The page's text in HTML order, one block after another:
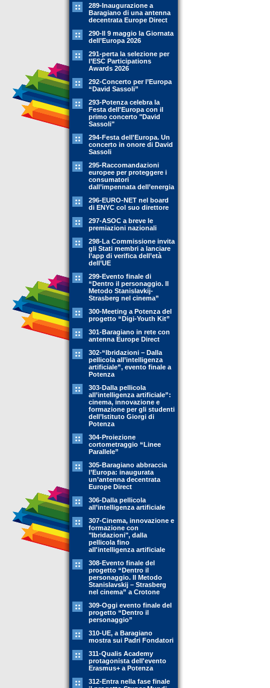
289-Inaugurazione a
Baragiano di una antenna
decentrata Europe Direct
290-Il 9 maggio la Giornata
dell’Europa 2026
291-perta la selezione per
l’ESC Participations
Awards 2026
292-Concerto per l’Europa
“David Sassoli”
293-Potenza celebra la
Festa dell'Europa con il
primo concerto "David
Sassoli"
294-Festa dell'Europa. Un
concerto in onore di David
Sassoli
295-Raccomandazioni
europee per proteggere i
consumatori
dall’impennata dell’energia
296-EURO-NET nel board
di ENYC col suo direttore
297-ASOC a breve le
premiazioni nazionali
298-La Commissione invita
gli Stati membri a lanciare
l’app di verifica dell’età
dell’UE
299-Evento finale di
“Dentro il personaggio. Il
Metodo Stanislavkij-
Strasberg nel cinema”
300-Meeting a Potenza del
progetto “Digi-Youth Kit”
301-Baragiano in rete con
antenna Europe Direct
302-“Ibridazioni – Dalla
pellicola all’intelligenza
artificiale”, evento finale a
Potenza
303-Dalla pellicola
all’intelligenza artificiale”:
cinema, innovazione e
formazione per gli studenti
dell’Istituto Giorgi di
Potenza
304-Proiezione
cortometraggio “Linee
Parallele”
305-Baragiano abbraccia
l’Europa: inaugurata
un’antenna decentrata
Europe Direct
306-Dalla pellicola
all’intelligenza artificiale
307-Cinema, innovazione e
formazione con
"Ibridazioni", dalla
pellicola fino
all'intelligenza artificiale
308-Evento finale del
progetto “Dentro il
personaggio. Il Metodo
Stanislavskij – Strasberg
nel cinema” a Crotone
309-Oggi evento finale del
progetto “Dentro il
personaggio”
310-UE, a Baragiano
mostra sui Padri Fondatori
311-Qualis Academy
protagonista dell'evento
Erasmus+ a Potenza
312-Entra nella fase finale